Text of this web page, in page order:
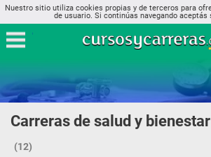
Nuestro sitio utiliza cookies propias y de terceros para
de usuario. Si continúas navegando aceptás
Carreras de salud y
(12)